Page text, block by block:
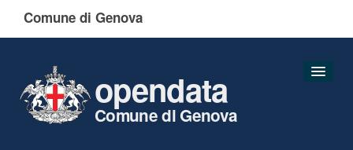
Comune di Genova
opendata
Comune di Genova